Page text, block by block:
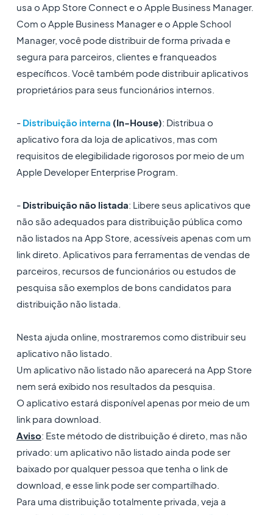
usa o App Store Connect e o Apple Business Manager.
Com o Apple Business Manager e o Apple School
Manager, você pode distribuir de forma privada e
segura para parceiros, clientes e franqueados
específicos. Você também pode distribuir aplicativos
proprietários para seus funcionários internos.
- Distribuição interna (In-House): Distribua o
aplicativo fora da loja de aplicativos, mas com
requisitos de elegibilidade rigorosos por meio de um
Apple Developer Enterprise Program.
- Distribuição não listada: Libere seus aplicativos que
não são adequados para distribuição pública como
não listados na App Store, acessíveis ​​apenas com um
link direto. Aplicativos para ferramentas de vendas de
parceiros, recursos de funcionários ou estudos de
pesquisa são exemplos de bons candidatos para
distribuição não listada.
Nesta ajuda online, mostraremos como distribuir seu
aplicativo não listado.
Um aplicativo não listado não aparecerá na App Store
nem será exibido nos resultados da pesquisa.
O aplicativo estará disponível apenas por meio de um
link para download.
Aviso: Este método de distribuição é direto, mas não
privado: um aplicativo não listado ainda pode ser
baixado por qualquer pessoa que tenha o link de
download, e esse link pode ser compartilhado.
Para uma distribuição totalmente privada, veja a